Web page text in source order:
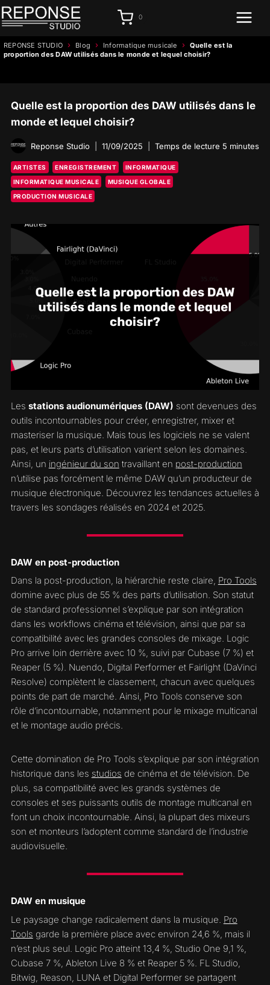
Aller
au
0
REPONSE STUDIO › Blog › Informatique musicale ›
Quelle est la
proportion des DAW utilisés dans le monde et lequel choisir?
Quelle est la proportion des DAW utilisés dans le
monde et lequel choisir?
Reponse Studio 11/09/2025 Temps de lecture 5 minutes
ARTISTES ENREGISTREMENT
INFORMATIQUE
INFORMATIQUE MUSICALE
MUSIQUE GLOBALE
PRODUCTION MUSICALE
Les stations audionumériques (DAW) sont devenues des
outils incontournables pour créer, enregistrer, mixer et
masteriser la musique. Mais tous les logiciels ne se valent
pas, et leurs parts d’utilisation varient selon les domaines.
Ainsi, un ingénieur du son travaillant en post-production
n’utilise pas forcément le même DAW qu’un producteur de
musique électronique. Découvrez les tendances actuelles à
travers les sondages réalisés en 2024 et 2025.
DAW en post-production
Dans la post-production, la hiérarchie reste claire, Pro Tools
domine avec plus de 55 % des parts d’utilisation. Son statut
de standard professionnel s’explique par son intégration
dans les workflows cinéma et télévision, ainsi que par sa
compatibilité avec les grandes consoles de mixage. Logic
Pro arrive loin derrière avec 10 %, suivi par Cubase (7 %) et
Reaper (5 %). Nuendo, Digital Performer et Fairlight (DaVinci
Resolve) complètent le classement, chacun avec quelques
points de part de marché. Ainsi, Pro Tools conserve son
rôle d’incontournable, notamment pour le mixage multicanal
et le montage audio précis.
Cette domination de Pro Tools s’explique par son intégration
historique dans les studios de cinéma et de télévision. De
plus, sa compatibilité avec les grands systèmes de
consoles et ses puissants outils de montage multicanal en
font un choix incontournable. Ainsi, la plupart des mixeurs
son et monteurs l’adoptent comme standard de l’industrie
audiovisuelle.
DAW en musique
Le paysage change radicalement dans la musique. Pro
Tools garde la première place avec environ 24,6 %, mais il
n’est plus seul. Logic Pro atteint 13,4 %, Studio One 9,1 %,
Cubase 7 %, Ableton Live 8 % et Reaper 5 %. FL Studio,
Bitwig, Reason, LUNA et Digital Performer se partagent